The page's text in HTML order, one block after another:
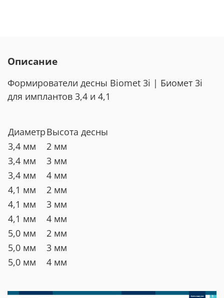
Описание
Формирователи десны Biomet 3i | Биомет 3i
для имплантов 3,4 и 4,1
ДиаметрВысота десны
3,4 мм
2 мм
3,4 мм
3 мм
3,4 мм
4 мм
4,1 мм
2 мм
4,1 мм
3 мм
4,1 мм
4 мм
5,0 мм
2 мм
5,0 мм
3 мм
5,0 мм
4 мм